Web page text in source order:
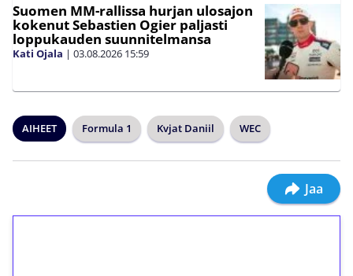
Suomen MM-rallissa hurjan ulosajon
kokenut Sebastien Ogier paljasti
loppukauden suunnitelmansa
Kati Ojala | 03.08.2026 15:59
AIHEET Formula 1 Kvjat Daniil WEC
Jaa